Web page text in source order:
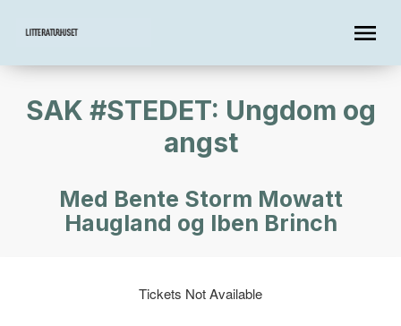
SAK #STEDET: Ungdom og
angst
Med Bente Storm Mowatt
Haugland og Iben Brinch
Tickets Not Available